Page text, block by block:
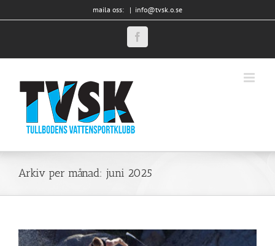
till
maila oss: | info@tvsk.o.se
Facebook
Arkiv per månad: juni 2025